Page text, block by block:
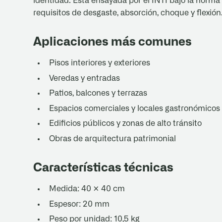
requisitos de desgaste, absorción, choque y flexión.
Aplicaciones más comunes
Pisos interiores y exteriores
Veredas y entradas
Patios, balcones y terrazas
Espacios comerciales y locales gastronómicos
Edificios públicos y zonas de alto tránsito
Obras de arquitectura patrimonial
Características técnicas
Medida: 40 × 40 cm
Espesor: 20 mm
Peso por unidad: 10,5 kg